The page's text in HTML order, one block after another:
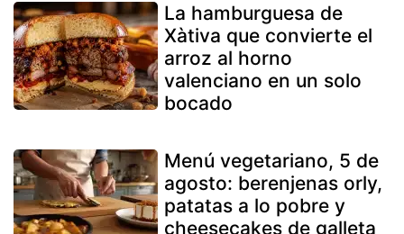
La hamburguesa de
Xàtiva que convierte el
arroz al horno
valenciano en un solo
bocado
Menú vegetariano, 5 de
agosto: berenjenas orly,
patatas a lo pobre y
cheesecakes de galleta